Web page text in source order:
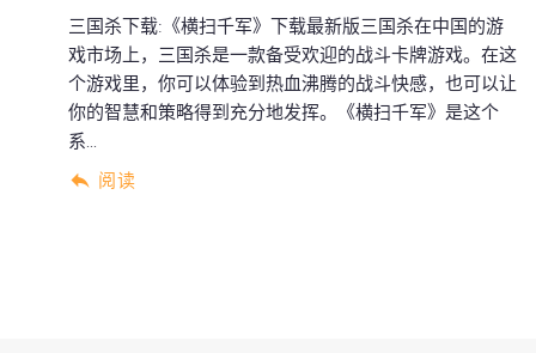
三国杀下载:《横扫千军》下载最新版三国杀在中国的游
戏市场上，三国杀是一款备受欢迎的战斗卡牌游戏。在这
个游戏里，你可以体验到热血沸腾的战斗快感，也可以让
你的智慧和策略得到充分地发挥。《横扫千军》是这个
系...
阅读